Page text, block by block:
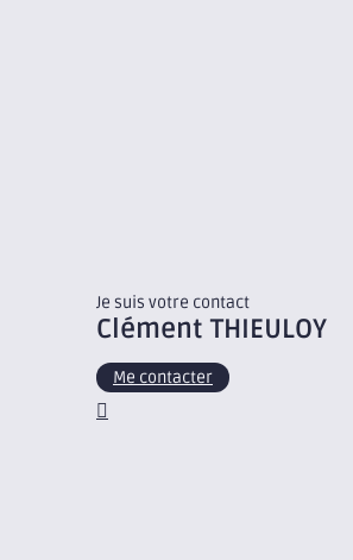
Je suis votre contact
ClémentTHIEULOY
Me contacter